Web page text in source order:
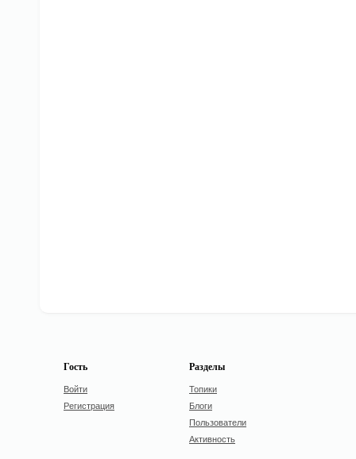
Гость
Войти
Регистрация
Разделы
Топики
Блоги
Пользователи
Активность